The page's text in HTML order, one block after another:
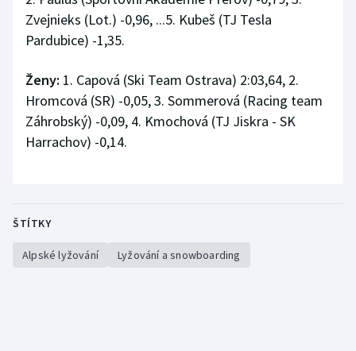
Ostatní
Zvejnieks (Lot.) -0,96, ...5. Kubeš (TJ Tesla
Pardubice) -1,35.
Ženy: 1. Capová (Ski Team Ostrava) 2:03,64, 2.
Hromcová (SR) -0,05, 3. Sommerová (Racing team
Záhrobský) -0,09, 4. Kmochová (TJ Jiskra - SK
Harrachov) -0,14.
ŠTÍTKY
Alpské lyžování Lyžování a snowboarding